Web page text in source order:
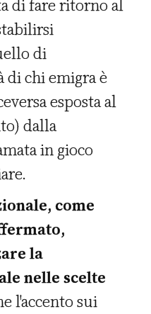
di fare ritorno al
di
di chi emigra è
esposta al
dalla
in gioco
come
la
nelle scelte
l'accento sui